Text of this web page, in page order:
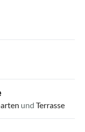
und Terrasse